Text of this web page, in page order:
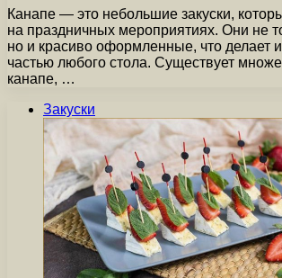
Канапе — это небольшие закуски,
на праздничных мероприятиях. Они не
но и красиво оформленные, что делает
частью любого стола. Существует
канапе, …
Закуски